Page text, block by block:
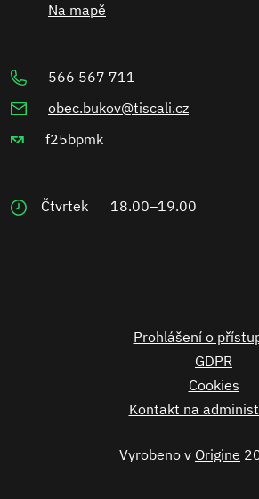
Na mapě
566 567 711
obec.bukov@tiscali.cz
f25bpmk
Čtvrtek 18.00–19.00
Prohlášení o
GDPR
Cookies
Kontakt na
Vyrobeno v Origine